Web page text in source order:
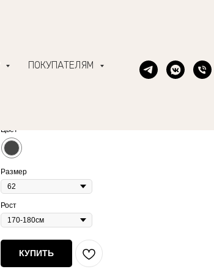
ПОКУПАТЕЛЯМ
Толстовка ZIPPER, весна/лето, фуме
Цвет
Размер
Рост
КУПИТЬ